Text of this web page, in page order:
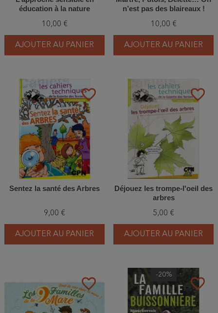
éducation à la nature
10,00 €
AJOUTER AU PANIER
n’est pas des blaireaux !
10,00 €
AJOUTER AU PANIER
favorite_border
Sentez la santé des Arbres
9,00 €
AJOUTER AU PANIER
favorite_border
Déjouez les trompe-l'oeil des
arbres
5,00 €
AJOUTER AU PANIER
favorite_border favorite_border
-20%